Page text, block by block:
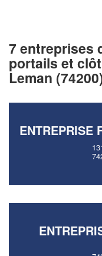
7 entreprises
portails et
Leman
ENTREPRISE